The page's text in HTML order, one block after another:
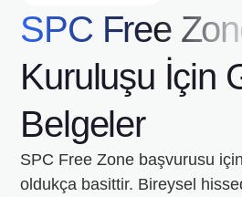
SPC Free
Kuruluşu İçin
Belgeler
SPC Free Zone başvurusu
oldukça basittir. Bireysel